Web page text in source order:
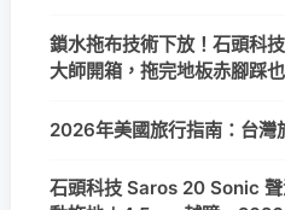
鎖水拖布技術下放！石頭科
大師開箱，拖完地板赤腳踩
2026年美國旅行指南：台灣
石頭科技 Saros 20 Sonic